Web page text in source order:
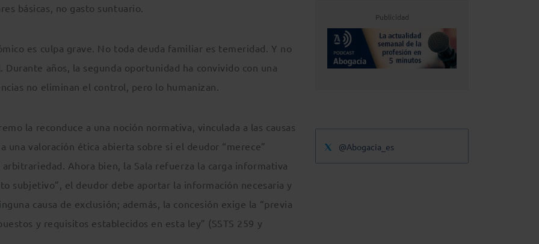
básicas, no gasto suntuario.
es culpa grave. No toda deuda familiar es temeridad. Y no
años, la segunda oportunidad ha convivido con una
no eliminan el control, pero lo humanizan.
la reconduce a una noción normativa, vinculada a las causas
una valoración ética abierta sobre si el deudor “merece”
Ahora bien, la Sala refuerza la carga informativa
subjetivo”, el deudor debe aportar la información necesaria y
causa de exclusión; además, la concesión exige la “previa
y requisitos establecidos en esta ley” (SSTS 259 y
Publicidad
@Abogacia_es